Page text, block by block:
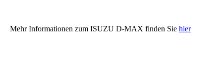
Mehr Informationen zum ISUZU D-MAX finden Sie hier